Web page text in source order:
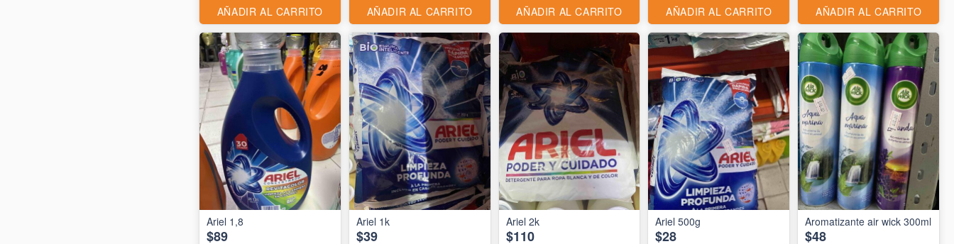
AÑADIR AL CARRITO AÑADIR AL CARRITO AÑADIR AL CARRITO AÑADIR AL CARRITO AÑADIR AL CARRITO
Ariel 1,8
$89
Ariel 1k
$39
Ariel 2k
$110
Ariel 500g
$28
Aromatizante air wick 300ml
$48